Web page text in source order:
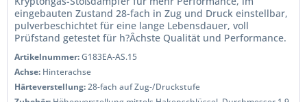
eingebauten Zustand 28-fach in Zug und Druck einstellbar,
pulverbeschichtet für eine lange Lebensdauer, voll
Prüfstand getestet für h?Âchste Qualität und Performance.
Artikelnummer:G183EA-AS.15
Achse: Hinterachse
Härteverstellung:28-fach auf Zug-/Druckstufe